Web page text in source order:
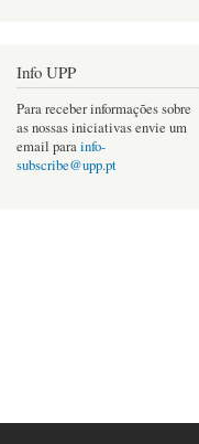
Info UPP
Para receber informações sobre
as nossas iniciativas envie um
email parainfo-
subscribe@upp.pt